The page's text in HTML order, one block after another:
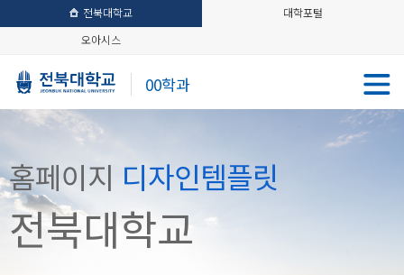
전북대학교
대학포털
오아시스
00학과
홈페이지 디자인템플릿
전북대학교